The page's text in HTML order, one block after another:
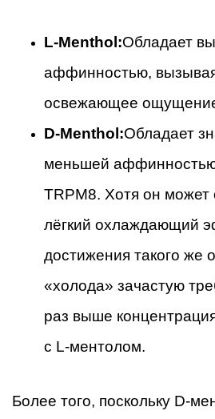
L-Menthol:Обладает
аффинностью,
освежающее
D-Menthol:Обладает
меньшей аффинностью
TRPM8. Хотя он может
лёгкий охлаждающий
достижения такого же
«холода» зачастую
раз выше
с L-ментолом.
Более того, поскольку D-